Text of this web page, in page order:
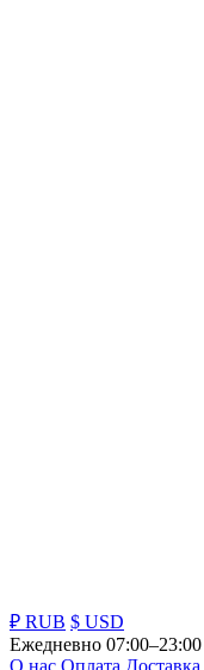
₽ RUB $ USD
Ежедневно 07:00–23:00
О нас Оплата Доставка